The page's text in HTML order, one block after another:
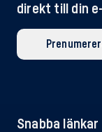
direkt till din
Snabba länkar